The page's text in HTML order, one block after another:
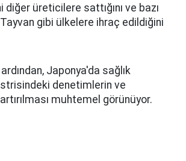
diğer üreticilere sattığını ve bazı
gibi ülkelere ihraç edildiğini
Japonya'da sağlık
denetimlerin ve
muhtemel görünüyor.